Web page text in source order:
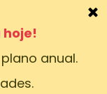
anual.